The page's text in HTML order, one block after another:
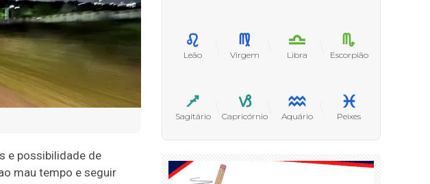
e possibilidade de
mau tempo e seguir
Leão Virgem Libra Escorpião
Sagitário Capricórnio Aquário Peixes